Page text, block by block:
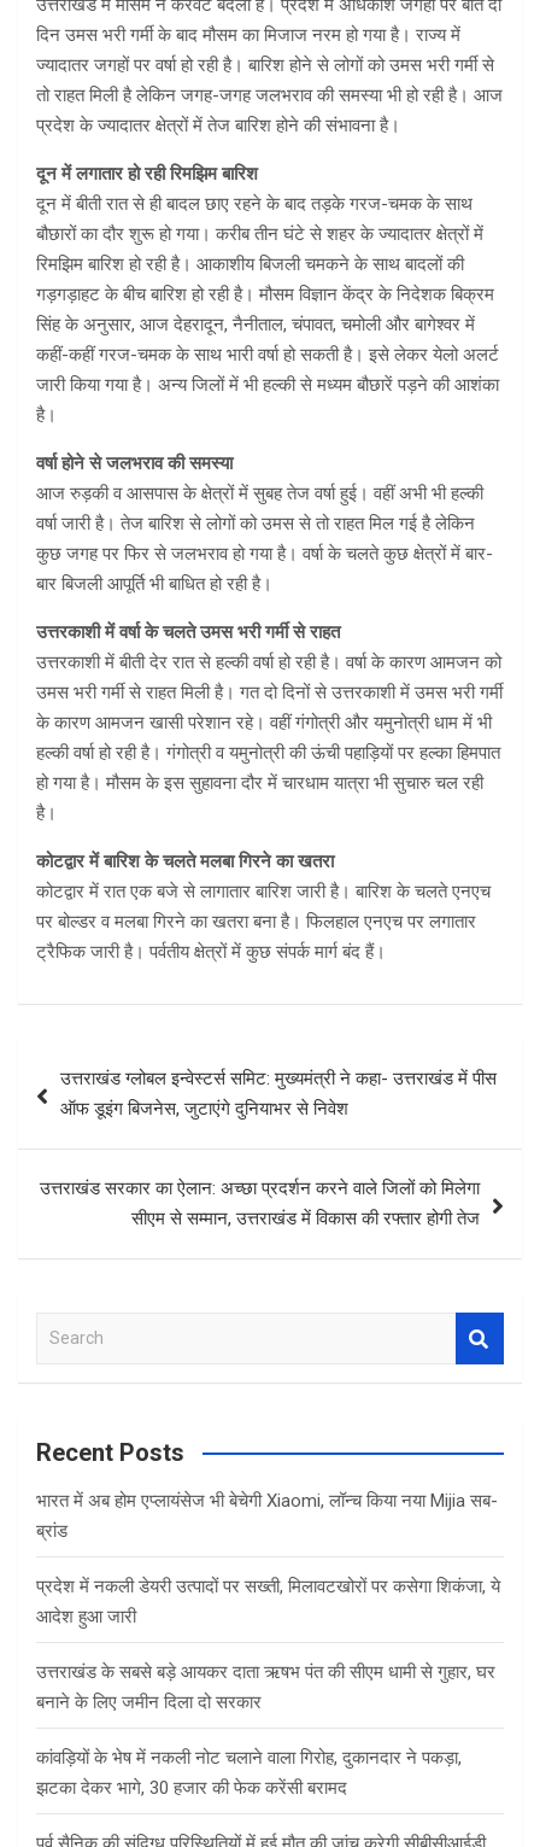
उत्तराखंड में मौसम ने करवट बदली है। प्रदेश में अधिकांश जगहों पर बीते दो
दिन उमस भरी गर्मी के बाद मौसम का मिजाज नरम हो गया है। राज्य में
ज्यादातर जगहों पर वर्षा हो रही है। बारिश होने से लोगों को उमस भरी गर्मी से
तो राहत मिली है लेकिन जगह-जगह जलभराव की समस्या भी हो रही है। आज
प्रदेश के ज्यादातर क्षेत्रों में तेज बारिश होने की संभावना है।
दून में लगातार हो रही रिमझिम बारिश
दून में बीती रात से ही बादल छाए रहने के बाद तड़के गरज-चमक के साथ
बौछारों का दौर शुरू हो गया। करीब तीन घंटे से शहर के ज्यादातर क्षेत्रों में
रिमझिम बारिश हो रही है। आकाशीय बिजली चमकने के साथ बादलों की
गड़गड़ाहट के बीच बारिश हो रही है। मौसम विज्ञान केंद्र के निदेशक बिक्रम
सिंह के अनुसार, आज देहरादून, नैनीताल, चंपावत, चमोली और बागेश्वर में
कहीं-कहीं गरज-चमक के साथ भारी वर्षा हो सकती है। इसे लेकर येलो अलर्ट
जारी किया गया है। अन्य जिलों में भी हल्की से मध्यम बौछारें पड़ने की आशंका
है।
वर्षा होने से जलभराव की समस्या
आज रुड़की व आसपास के क्षेत्रों में सुबह तेज वर्षा हुई। वहीं अभी भी हल्की
वर्षा जारी है। तेज बारिश से लोगों को उमस से तो राहत मिल गई है लेकिन
कुछ जगह पर फिर से जलभराव हो गया है। वर्षा के चलते कुछ क्षेत्रों में बार-
बार बिजली आपूर्ति भी बाधित हो रही है।
उत्तरकाशी में वर्षा के चलते उमस भरी गर्मी से राहत
उत्तरकाशी में बीती देर रात से हल्की वर्षा हो रही है। वर्षा के कारण आमजन को
उमस भरी गर्मी से राहत मिली है। गत दो दिनों से उत्तरकाशी में उमस भरी गर्मी
के कारण आमजन खासी परेशान रहे। वहीं गंगोत्री और यमुनोत्री धाम में भी
हल्की वर्षा हो रही है। गंगोत्री व यमुनोत्री की ऊंची पहाड़ियों पर हल्का हिमपात
हो गया है। मौसम के इस सुहावना दौर में चारधाम यात्रा भी सुचारु चल रही
है।
कोटद्वार में बारिश के चलते मलबा गिरने का खतरा
कोटद्वार में रात एक बजे से लागातार बारिश जारी है। बारिश के चलते एनएच
पर बोल्डर व मलबा गिरने का खतरा बना है। फिलहाल एनएच पर लगातार
ट्रैफिक जारी है। पर्वतीय क्षेत्रों में कुछ संपर्क मार्ग बंद हैं।
navigation
उत्तराखंड ग्लोबल इन्वेस्टर्स समिट: मुख्यमंत्री ने कहा- उत्तराखंड में पीस
ऑफ डूइंग बिजनेस, जुटाएंगे दुनियाभर से निवेश
उत्तराखंड सरकार का ऐलान: अच्छा प्रदर्शन करने वाले जिलों को मिलेगा
सीएम से सम्मान, उत्तराखंड में विकास की रफ्तार होगी तेज
a
c
Recent Posts
भारत में अब होम एप्लायंसेज भी बेचेगी Xiaomi, लॉन्च किया नया Mijia सब-
ब्रांड
प्रदेश में नकली डेयरी उत्पादों पर सख्ती, मिलावटखोरों पर कसेगा शिकंजा, ये
आदेश हुआ जारी
उत्तराखंड के सबसे बड़े आयकर दाता ऋषभ पंत की सीएम धामी से गुहार, घर
बनाने के लिए जमीन दिला दो सरकार
कांवड़ियों के भेष में नकली नोट चलाने वाला गिरोह, दुकानदार ने पकड़ा,
झटका देकर भागे, 30 हजार की फेक करेंसी बरामद